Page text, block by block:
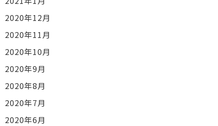
2020年12月
2020年11月
2020年10月
2020年9月
2020年8月
2020年7月
2020年6月